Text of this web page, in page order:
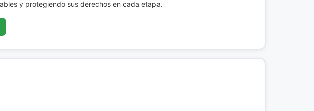
y protegiendo sus derechos en cada etapa.